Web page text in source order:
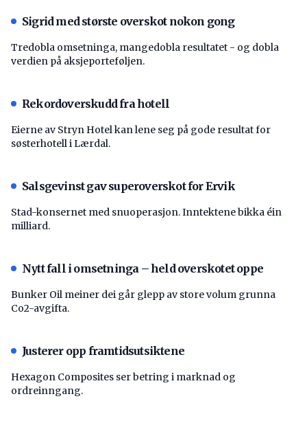
Sigrid med største overskot nokon gong
Tredobla omsetninga, mangedobla resultatet - og dobla
verdien på aksjeporteføljen.
Rekordoverskudd fra hotell
Eierne av Stryn Hotel kan lene seg på gode resultat for
søsterhotell i Lærdal.
Salsgevinst gav superoverskot for Ervik
Stad-konsernet med snuoperasjon. Inntektene bikka éin
milliard.
Nytt fall i omsetninga – held overskotet oppe
Bunker Oil meiner dei går glepp av store volum grunna
Co2-avgifta.
Justerer opp framtidsutsiktene
Hexagon Composites ser betring i marknad og
ordreinngang.